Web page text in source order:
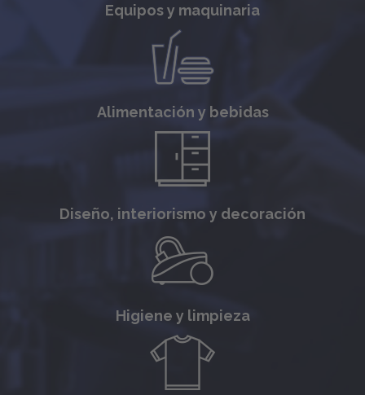
Equipos y maquinaria
Alimentación y bebidas
Diseño, interiorismo y decoración
Higiene y limpieza